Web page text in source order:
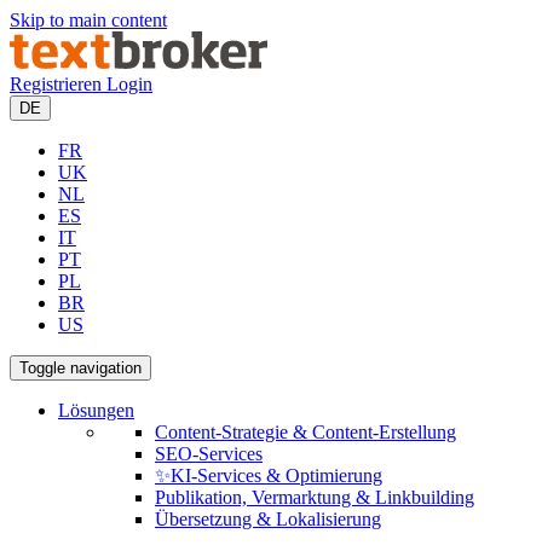
Skip to main content
Registrieren Login
DE
FR
UK
NL
ES
IT
PT
PL
BR
US
Toggle navigation
Lösungen
Content-Strategie & Content-Erstellung
SEO-Services
✨KI-Services & Optimierung
Publikation, Vermarktung & Linkbuilding
Übersetzung & Lokalisierung